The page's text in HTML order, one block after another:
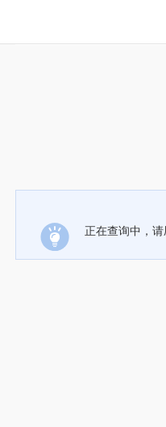
正在查询中，